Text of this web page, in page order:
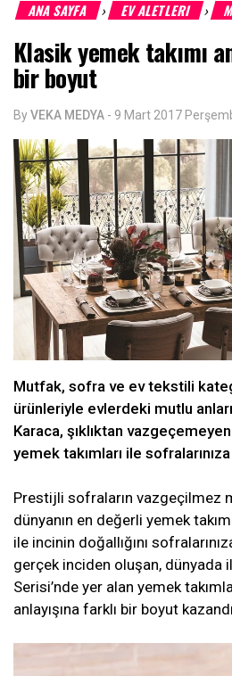
ANA SAYFA › EV ALETLERI ›
Klasik yemek takımı
bir boyut
ByVEKA MEDYA - 9 Mart 2017
Mutfak, sofra ve ev tekstili
ürünleriyle evlerdeki mutlu
Karaca, şıklıktan
yemek takımları ile sofralarınıza
Prestijli sofraların vazgeçilmez
dünyanın en değerli yemek
ile incinin doğallığını
gerçek inciden oluşan, dünyada
Serisi’nde yer alan yemek
anlayışına farklı bir boyut